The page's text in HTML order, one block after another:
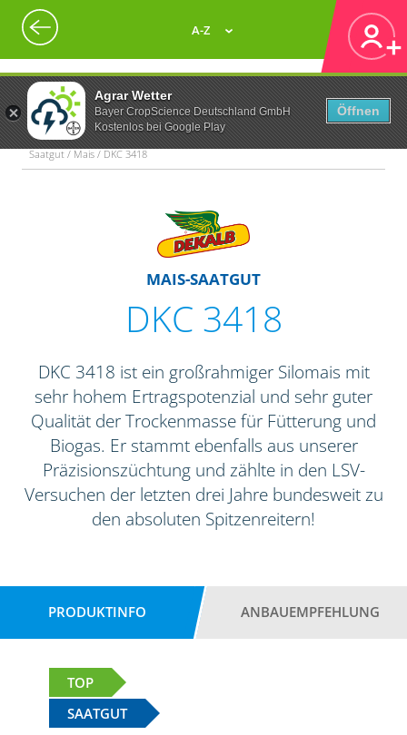
Agrar Wetter
Bayer CropScience Deutschland GmbH
Kostenlos bei Google Play
Öffnen
A-Z
Saatgut / Mais / DKC 3418
MAIS-SAATGUT
DKC 3418
DKC 3418 ist ein großrahmiger Silomais mit
sehr hohem Ertragspotenzial und sehr guter
Qualität der Trockenmasse für Fütterung und
Biogas. Er stammt ebenfalls aus unserer
Präzisionszüchtung und zählte in den LSV-
Versuchen der letzten drei Jahre bundesweit zu
den absoluten Spitzenreitern!
PRODUKTINFO ANBAUEMPFEHLUNG
TOP
SAATGUT